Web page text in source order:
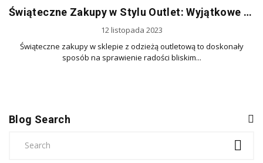
Świąteczne Zakupy w Stylu Outlet: Wyjątkowe Okazje na Prezenty
12 listopada 2023
Świąteczne zakupy w sklepie z odzieżą outletową to doskonały
sposób na sprawienie radości bliskim...
Blog Search